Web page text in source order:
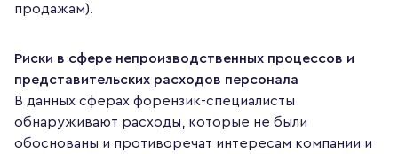
продажам).
Риски в сфере непроизводственных процессов и
представительских расходов персонала
В данных сферах форензик-специалисты
обнаруживают расходы, которые не были
обоснованы и противоречат интересам компании и